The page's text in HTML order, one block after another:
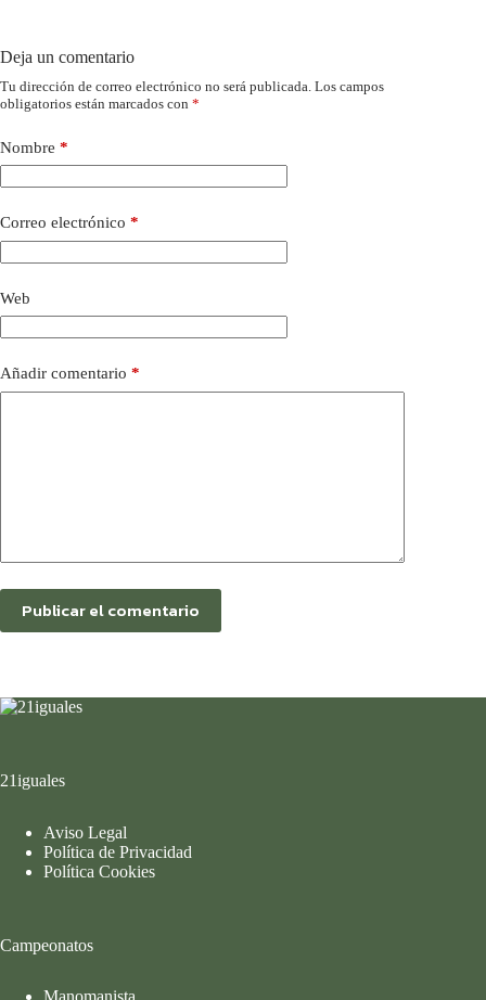
Deja un comentario
Tu dirección de correo electrónico no será publicada. Los campos
obligatorios están marcados con *
Nombre *
Correo electrónico *
Web
Añadir comentario *
Publicar el comentario
21iguales
Aviso Legal
Política de Privacidad
Política Cookies
Campeonatos